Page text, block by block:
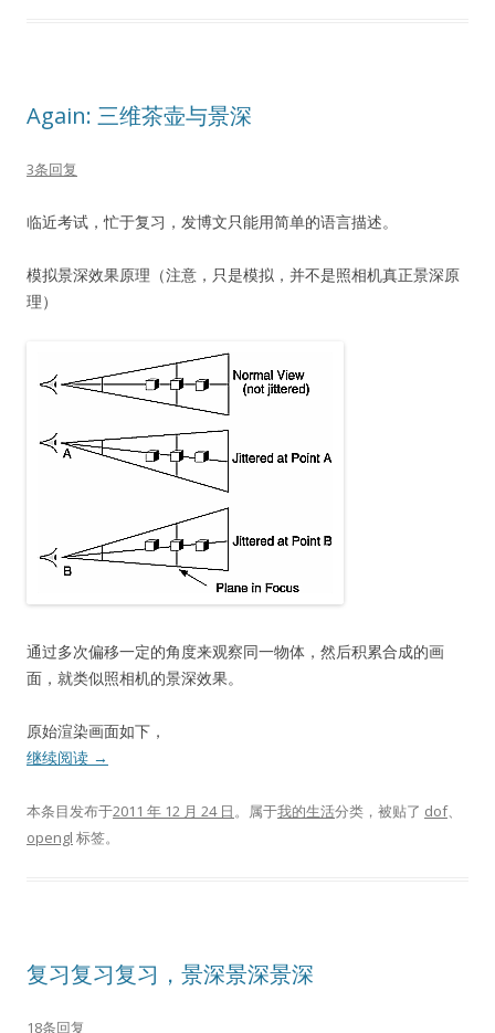
Again: 三维茶壶与景深
3条回复
临近考试，忙于复习，发博文只能用简单的语言描述。
模拟景深效果原理（注意，只是模拟，并不是照相机真正景深原
理）
通过多次偏移一定的角度来观察同一物体，然后积累合成的画
面，就类似照相机的景深效果。
原始渲染画面如下，
继续阅读 →
本条目发布于2011 年 12 月 24 日。属于我的生活分类，被贴了 dof、
opengl 标签。
复习复习复习，景深景深景深
18条回复